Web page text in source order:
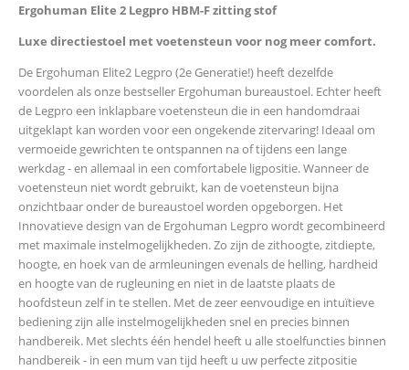
Ergohuman Elite 2 Legpro HBM-F zitting stof
Luxe directiestoel met voetensteun voor nog meer comfort.
De Ergohuman Elite2 Legpro (2e Generatie!) heeft dezelfde
voordelen als onze bestseller Ergohuman bureaustoel. Echter heeft
de Legpro een inklapbare voetensteun die in een handomdraai
uitgeklapt kan worden voor een ongekende zitervaring! Ideaal om
vermoeide gewrichten te ontspannen na of tijdens een lange
werkdag - en allemaal in een comfortabele ligpositie. Wanneer de
voetensteun niet wordt gebruikt, kan de voetensteun bijna
onzichtbaar onder de bureaustoel worden opgeborgen. Het
Innovatieve design van de Ergohuman Legpro wordt gecombineerd
met maximale instelmogelijkheden. Zo zijn de zithoogte, zitdiepte,
hoogte, en hoek van de armleuningen evenals de helling, hardheid
en hoogte van de rugleuning en niet in de laatste plaats de
hoofdsteun zelf in te stellen. Met de zeer eenvoudige en intuïtieve
bediening zijn alle instelmogelijkheden snel en precies binnen
handbereik. Met slechts één hendel heeft u alle stoelfuncties binnen
handbereik - in een mum van tijd heeft u uw perfecte zitpositie